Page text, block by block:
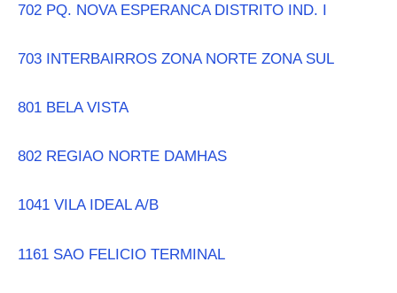
702 PQ. NOVA ESPERANCA DISTRITO IND. I
703 INTERBAIRROS ZONA NORTE ZONA SUL
801 BELA VISTA
802 REGIAO NORTE DAMHAS
1041 VILA IDEAL A/B
1161 SAO FELICIO TERMINAL